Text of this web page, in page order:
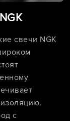
свечи NGK
с